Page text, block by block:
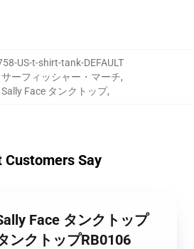
US-t-shirt-tank-DEFAULT
サーフィッシャー・マーチ,
Sally Face タンクトップ,
Customers Say
Face タンクトップ
ンクトップRB0106